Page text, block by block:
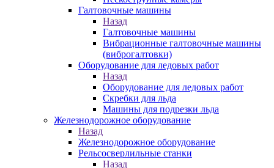
Галтовочные машины
Назад
Галтовочные машины
Вибрационные галтовочные машины
(виброгалтовки)
Оборудование для ледовых работ
Назад
Оборудование для ледовых работ
Скребки для льда
Машины для подрезки льда
Железнодорожное оборудование
Назад
Железнодорожное оборудование
Рельсосверлильные станки
Назад